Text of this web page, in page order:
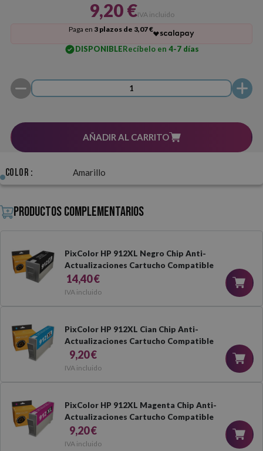
9,20 €IVA incluido
Paga en 3 plazos de 3,07 €
DISPONIBLERecíbelo en 4-7 días
AÑADIR AL CARRITO
Color : Amarillo
Productos complementarios
PixColor HP 912XL Negro Chip Anti-
Actualizaciones Cartucho Compatible
14,40 €
IVA incluido
PixColor HP 912XL Cian Chip Anti-
Actualizaciones Cartucho Compatible
9,20 €
IVA incluido
PixColor HP 912XL Magenta Chip Anti-
Actualizaciones Cartucho Compatible
9,20 €
IVA incluido